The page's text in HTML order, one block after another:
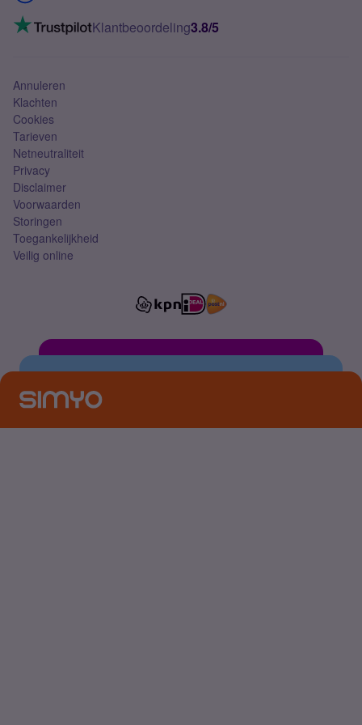
Mobiel internet
Mobiel abonnement
VoLTE 4G bellenKlantbeoordeling3.8/5
Annuleren
Klachten
Cookies
Tarieven
Netneutraliteit
Privacy
Disclaimer
Voorwaarden
Storingen
Toegankelijkheid
Veilig online